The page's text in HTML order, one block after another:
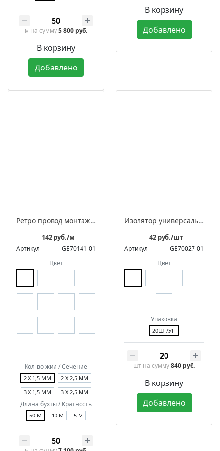
м на сумму5 800 руб.
В корзину
Добавлено
В корзину
Добавлено
Ретро провод монтажный витой в оплетке из полиэфирной нити, серия "МезонинЪ"
142 руб./м
Артикул
GE70141-01
Цвет
Кол-во жил / Сечение
2 Х 1,5 ММ
2 Х 2,5 ММ
3 Х 1,5 ММ
3 Х 2,5 ММ
Длина бухты / Кратность
50 М 10 М 5 М
Изолятор универсальный фарфоровый ретро в комплекте с саморезами для 2-3 жильного провода
42 руб./шт
Артикул
GE70027-01
Цвет
Упаковка
20ШТ/УП
шт на сумму840 руб.
В корзину
Добавлено